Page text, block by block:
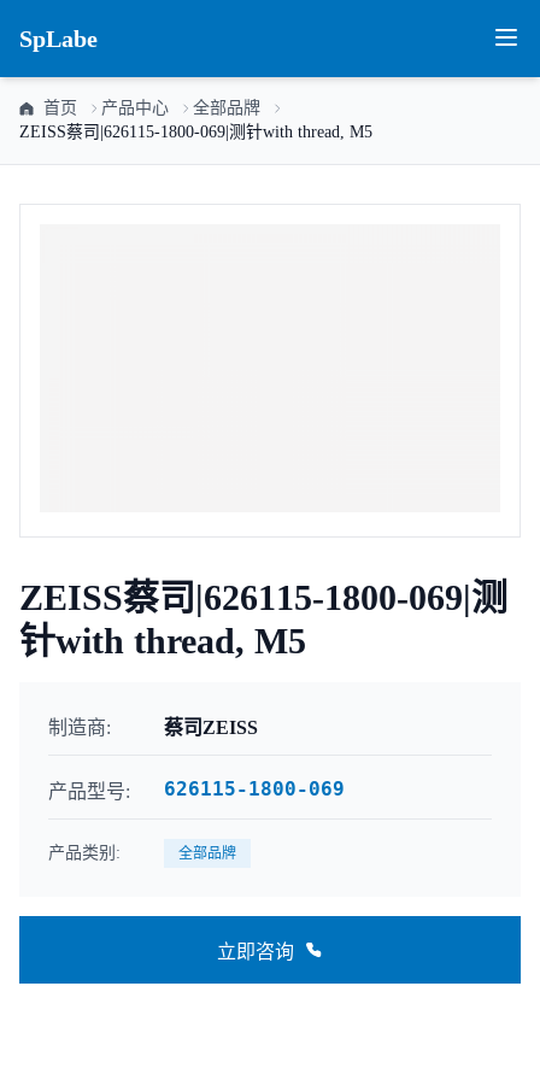
SpLabe
首页 产品中心
全部品牌
ZEISS蔡司|626115-1800-069|测针with thread, M5
ZEISS蔡司|626115-1800-069|测
针with thread, M5
制造商: 蔡司ZEISS
产品型号: 626115-1800-069
产品类别: 全部品牌
立即咨询